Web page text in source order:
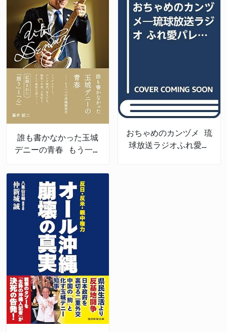
誰も書かなかった玉城
デニーの青春 もう一つ
おちゃめのカンヅメ 琉
球放送ラジオふれ愛パ